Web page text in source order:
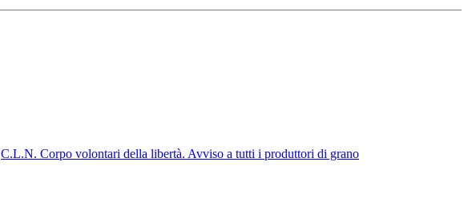
C.L.N. Corpo volontari della libertà. Avviso a tutti i produttori di grano